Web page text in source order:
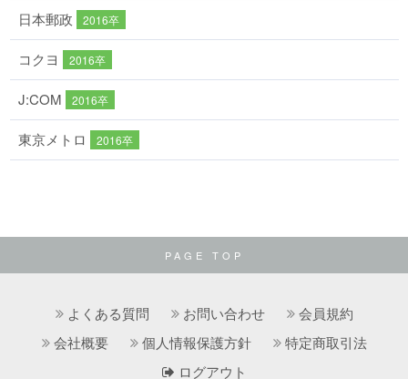
日本郵政 2016卒
コクヨ 2016卒
J:COM 2016卒
東京メトロ 2016卒
PAGE TOP
よくある質問 お問い合わせ
会員規約
会社概要
個人情報保護方針
特定商取引法
ログアウト